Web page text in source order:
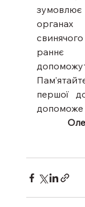
зумовлює
органах
раннє
першої
допоможе